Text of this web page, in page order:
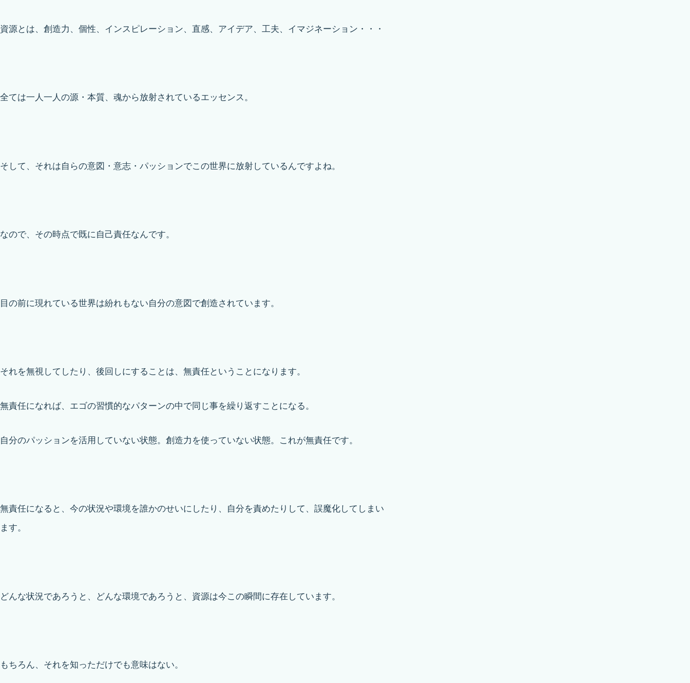
資源とは、創造力、個性、インスピレーション、直感、アイデア、工夫、イマジネーション・・・
全ては一人一人の源・本質、魂から放射されているエッセンス。
そして、それは自らの意図・意志・パッションでこの世界に放射しているんですよね。
なので、その時点で既に自己責任なんです。
目の前に現れている世界は紛れもない自分の意図で創造されています。
それを無視してしたり、後回しにすることは、無責任ということになります。
無責任になれば、エゴの習慣的なパターンの中で同じ事を繰り返すことになる。
自分のパッションを活用していない状態。創造力を使っていない状態。これが無責任です。
無責任になると、今の状況や環境を誰かのせいにしたり、自分を責めたりして、誤魔化してしまい
ます。
どんな状況であろうと、どんな環境であろうと、資源は今この瞬間に存在しています。
もちろん、それを知っただけでも意味はない。